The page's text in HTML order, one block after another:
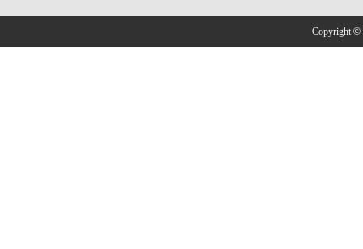
Copyright ©